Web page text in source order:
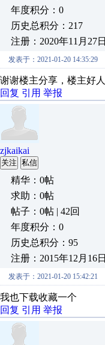
年度积分：0
历史总积分：217
注册：2020年11月27日
发表于：2021-01-20 14:35:29
谢谢楼主分享，楼主好人
回复 引用 举报
zjkaikai
关注 私信
精华：0帖
求助：0帖
帖子：0帖 | 42回
年度积分：0
历史总积分：95
注册：2015年12月16日
发表于：2021-01-20 15:42:21
我也下载收藏一个
回复 引用 举报